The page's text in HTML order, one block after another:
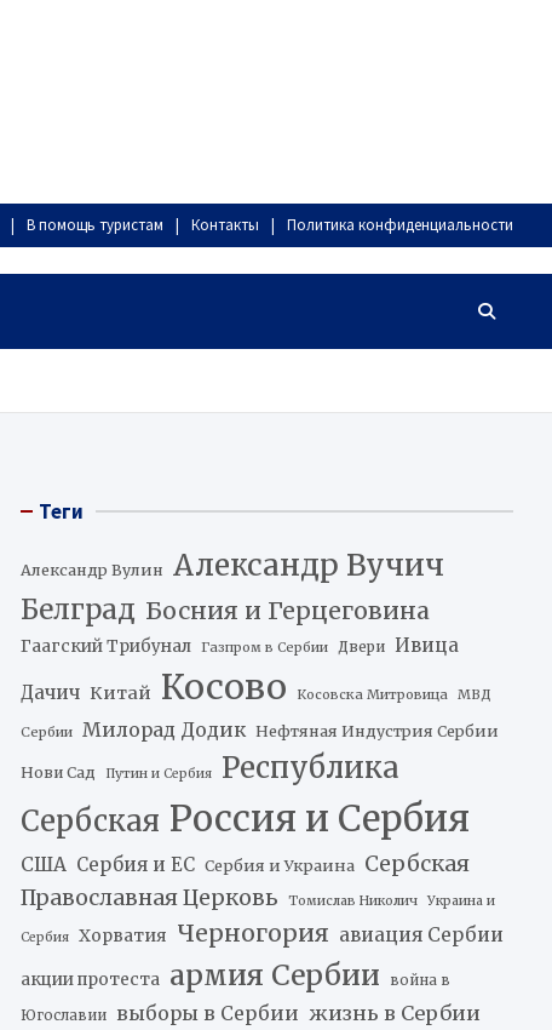
В помощь туристам Контакты Политика конфиденциальности
Теги
Александр Вулин Александр Вучич
Белград Босния и Герцеговина
Гаагский Трибунал Газпром в Сербии Двери Ивица
Дачич Китай Косово Косовска Митровица МВД
Сербии Милорад Додик Нефтяная Индустрия Сербии
Нови Сад Путин и Сербия
Республика
Сербская Россия и Сербия
США Сербия и ЕС Сербия и Украина Сербская
Православная Церковь
Томислав Николич Украина и
Сербия Хорватия Черногория авиация Сербии
акции протеста армия Сербии война в
Югославии выборы в Сербии жизнь в Сербии